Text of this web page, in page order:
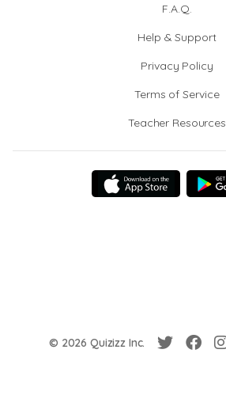
F.A.Q.
Help & Support
Privacy Policy
Terms of Service
Teacher Resources
© 2026 Quizizz Inc.